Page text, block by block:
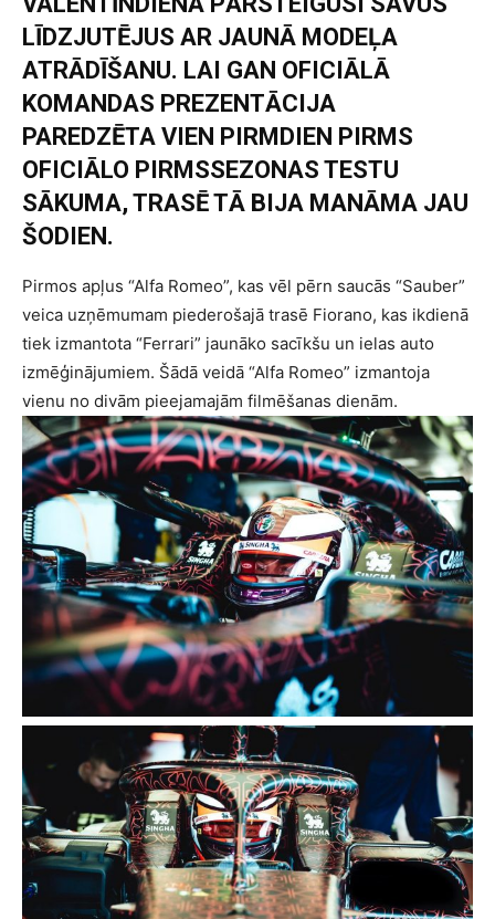
LĪDZJUTĒJUS AR JAUNĀ MODEĻA
ATRĀDĪŠANU. LAI GAN OFICIĀLĀ
KOMANDAS PREZENTĀCIJA
PAREDZĒTA VIEN PIRMDIEN PIRMS
OFICIĀLO PIRMSSEZONAS TESTU
SĀKUMA, TRASĒ TĀ BIJA MANĀMA JAU
ŠODIEN.
Pirmos apļus “Alfa Romeo”, kas vēl pērn saucās “Sauber”
veica uzņēmumam piederošajā trasē Fiorano, kas ikdienā
tiek izmantota “Ferrari” jaunāko sacīkšu un ielas auto
izmēģinājumiem. Šādā veidā “Alfa Romeo” izmantoja
vienu no divām pieejamajām filmēšanas dienām.